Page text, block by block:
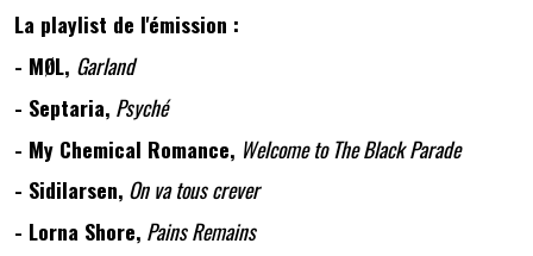
La playlist de l'émission :
- MØL, Garland
- Septaria, Psyché
- My Chemical Romance, Welcome to The Black Parade
- Sidilarsen, On va tous crever
- Lorna Shore, Pains Remains